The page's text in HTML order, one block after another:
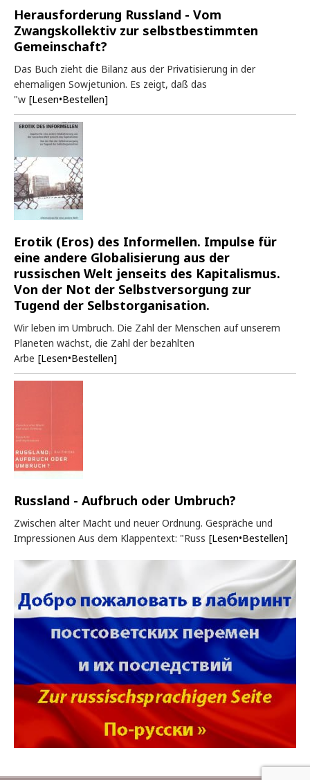
Herausforderung Russland - Vom
Zwangskollektiv zur selbstbestimmten
Gemeinschaft?
Das Buch zieht die Bilanz aus der Privatisierung in der
ehemaligen Sowjetunion. Es zeigt, daß das
"w [Lesen•Bestellen]
Erotik (Eros) des Informellen. Impulse für
eine andere Globalisierung aus der
russischen Welt jenseits des Kapitalismus.
Von der Not der Selbstversorgung zur
Tugend der Selbstorganisation.
Wir leben im Umbruch. Die Zahl der Menschen auf unserem
Planeten wächst, die Zahl der bezahlten
Arbe [Lesen•Bestellen]
Russland - Aufbruch oder Umbruch?
Zwischen alter Macht und neuer Ordnung. Gespräche und
Impressionen Aus dem Klappentext: "Russ [Lesen•Bestellen]